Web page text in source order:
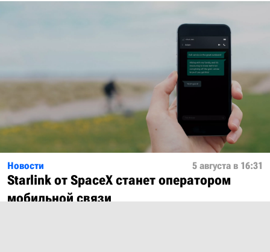
Новости 5 августа в 16:31
Starlink от SpaceX станет оператором
мобильной связи